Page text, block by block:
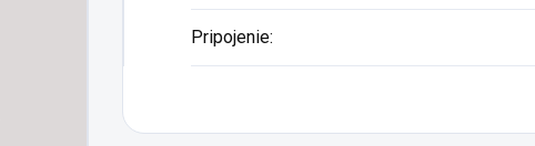
Pripojenie: